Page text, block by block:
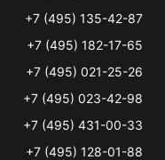
+7 (495) 135-42-87
+7 (495) 182-17-65
+7 (495) 021-25-26
+7 (495) 023-42-98
+7 (495) 431-00-33
+7 (495) 128-01-88